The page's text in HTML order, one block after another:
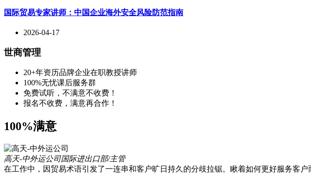
国际贸易专家讲师：中国企业海外安全风险防范指南
2026-04-17
世商管理
20+年资历品牌企业在职教授讲师
100%无忧课后服务群
免费试听，不满意不收费！
报名不收费，满意再合作！
100%满意
高天-中外运公司国际进出口部/主管
在工作中，因贸易术语引发了一连串和客户旷日持久的分歧拉锯。瞅着如何更好服务客